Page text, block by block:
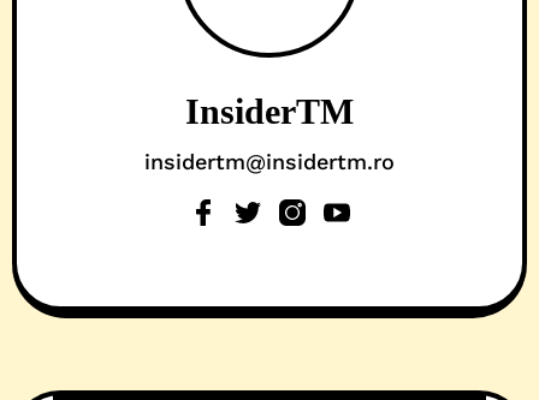
InsiderTM
insidertm@insidertm.ro